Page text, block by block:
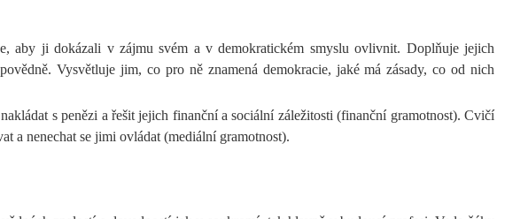
aby ji dokázali v zájmu svém a v demokratickém smyslu ovlivnit. Doplňuje jejich
Vysvětluje jim, co pro ně znamená demokracie, jaké má zásady, co od nich
s penězi a řešit jejich finanční a sociální záležitosti (finanční gramotnost). Cvičí
a nenechat se jimi ovládat (mediální gramotnost).